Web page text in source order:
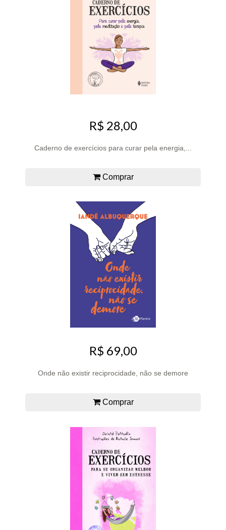
R$ 28,00
Caderno de exercícios para curar pela energia,...
Comprar
R$ 69,00
Onde não existir reciprocidade, não se demore
Comprar